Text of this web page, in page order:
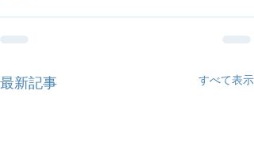
最新記事 すべて表示